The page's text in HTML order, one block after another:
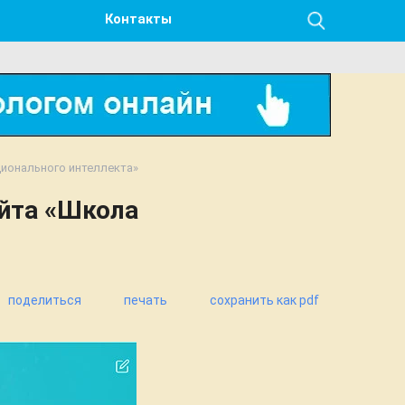
Контакты
интеллекта»
«Школа
поделиться печать сохранить как pdf